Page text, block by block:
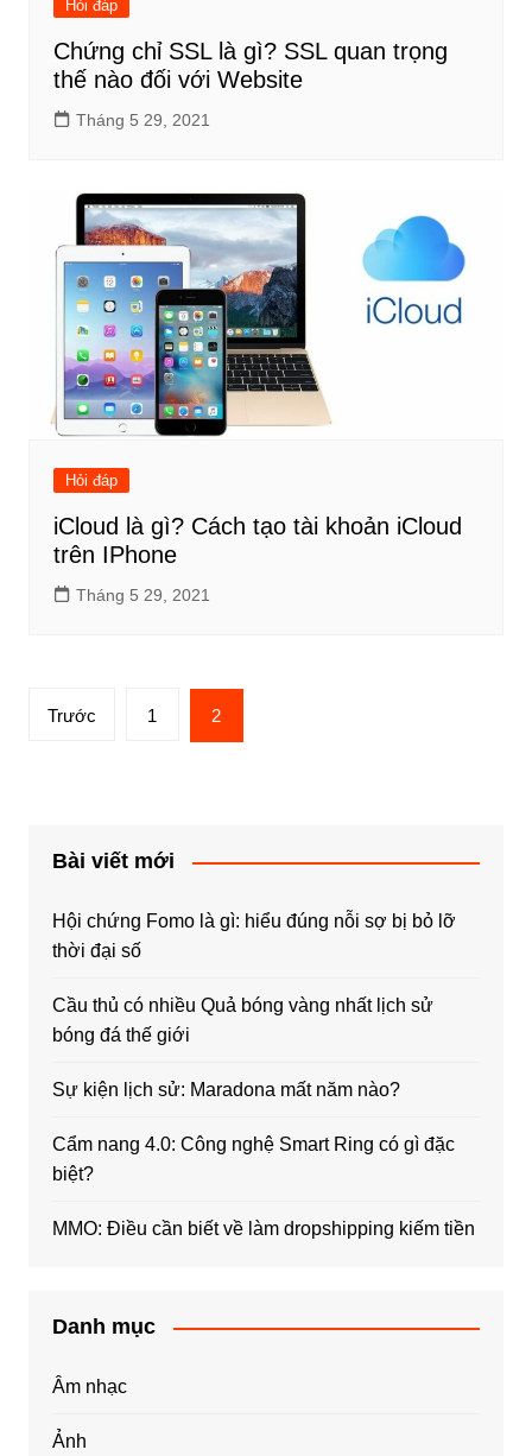
Hỏi đáp
Chứng chỉ SSL là gì? SSL quan trọng
thế nào đối với Website
Tháng 5 29, 2021
Hỏi đáp
iCloud là gì? Cách tạo tài khoản iCloud
trên IPhone
Tháng 5 29, 2021
Phân
Trước 1 2
Bài viết mới
Hội chứng Fomo là gì: hiểu đúng nỗi sợ bị bỏ lỡ
thời đại số
Cầu thủ có nhiều Quả bóng vàng nhất lịch sử
bóng đá thế giới
Sự kiện lịch sử: Maradona mất năm nào?
Cẩm nang 4.0: Công nghệ Smart Ring có gì đặc
biệt?
MMO: Điều cần biết về làm dropshipping kiếm tiền
Danh mục
Âm nhạc
Ảnh